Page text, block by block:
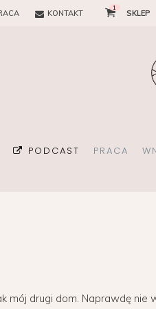
KONTAKT
1
SKLEP
PODCAST PRACA
mój drugi dom. Naprawdę